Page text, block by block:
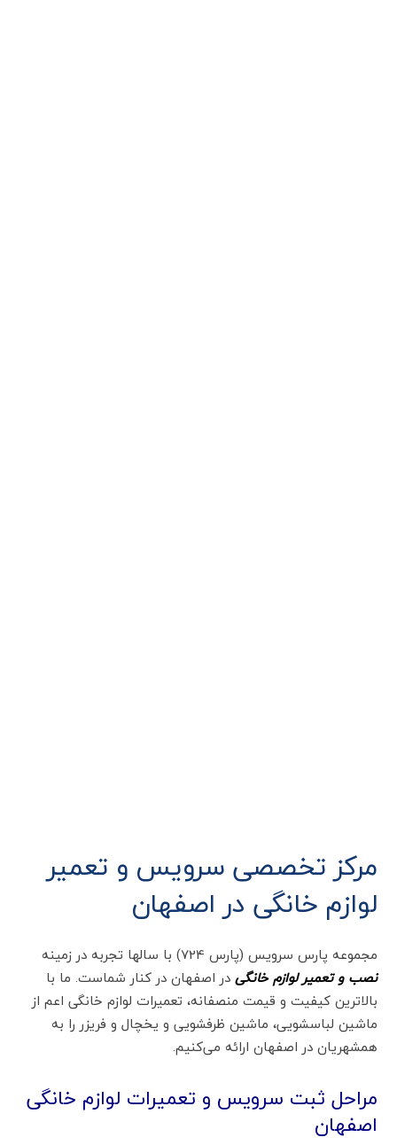
مرکز تخصصی سرویس و تعمیر
لوازم خانگی در اصفهان
مجموعه پارس سرویس (پارس 724) با سالها تجربه در زمینه
نصب و تعمیر لوازم خانگیدر اصفهان در کنار شماست. ما با
بالاترین کیفیت و قیمت منصفانه، تعمیرات لوازم خانگی اعم از
ماشین لباسشویی، ماشین ظرفشویی و یخچال و فریزر را به
همشهریان در اصفهان ارائه می‌کنیم.
مراحل ثبت سرویس و تعمیرات لوازم خانگی
اصفهان